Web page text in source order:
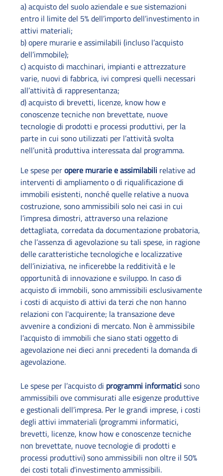
a) acquisto del suolo aziendale e sue sistemazioni
entro il limite del 5% dell’importo dell’investimento in
attivi materiali;
b) opere murarie e assimilabili (incluso l’acquisto
dell’immobile);
c) acquisto di macchinari, impianti e attrezzature
varie, nuovi di fabbrica, ivi compresi quelli necessari
all’attività di rappresentanza;
d) acquisto di brevetti, licenze, know how e
conoscenze tecniche non brevettate, nuove
tecnologie di prodotti e processi produttivi, per la
parte in cui sono utilizzati per l’attività svolta
nell’unità produttiva interessata dal programma.
Le spese peropere murarie e assimilabili relative ad
interventi di ampliamento o di riqualificazione di
immobili esistenti, nonché quelle relative a nuova
costruzione, sono ammissibili solo nei casi in cui
l’impresa dimostri, attraverso una relazione
dettagliata, corredata da documentazione probatoria,
che l’assenza di agevolazione su tali spese, in ragione
delle caratteristiche tecnologiche e localizzative
dell’iniziativa, ne inficerebbe la redditività e le
opportunità di innovazione e sviluppo. In caso di
acquisto di immobili, sono ammissibili esclusivamente
i costi di acquisto di attivi da terzi che non hanno
relazioni con l'acquirente; la transazione deve
avvenire a condizioni di mercato. Non è ammissibile
l’acquisto di immobili che siano stati oggetto di
agevolazione nei dieci anni precedenti la domanda di
agevolazione.
Le spese per l’acquisto di programmi informatici sono
ammissibili ove commisurati alle esigenze produttive
e gestionali dell’impresa. Per le grandi imprese, i costi
degli attivi immateriali (programmi informatici,
brevetti, licenze, know how e conoscenze tecniche
non brevettate, nuove tecnologie di prodotti e
processi produttivi) sono ammissibili non oltre il 50%
dei costi totali d'investimento ammissibili.